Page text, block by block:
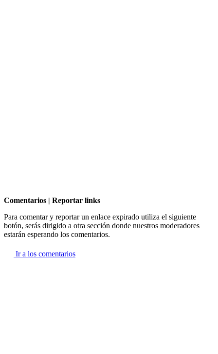
Comentarios | Reportar links
Para comentar y reportar un enlace expirado utiliza el siguiente
botón, serás dirigido a otra sección donde nuestros moderadores
estarán esperando los comentarios.
Ir a los comentarios